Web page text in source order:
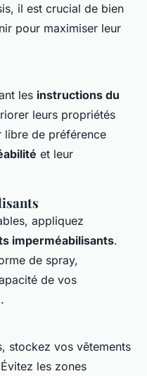
il est crucial de bien
pour maximiser leur
les instructions du
leurs propriétés
libre de préférence
et leur
appliquez
imperméabilisants.
de spray,
de vos
.
stockez vos vêtements
les zones